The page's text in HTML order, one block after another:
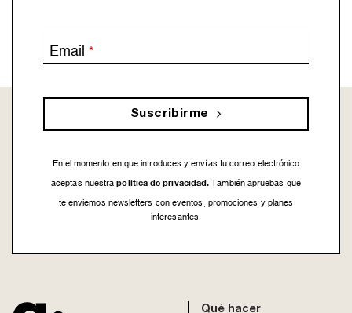
Email *
Suscribirme
En el momento en que introduces y envías tu correo electrónico
aceptas nuestra política de privacidad. También apruebas que
te enviemos newsletters con eventos, promociones y planes
interesantes.
Qué hacer